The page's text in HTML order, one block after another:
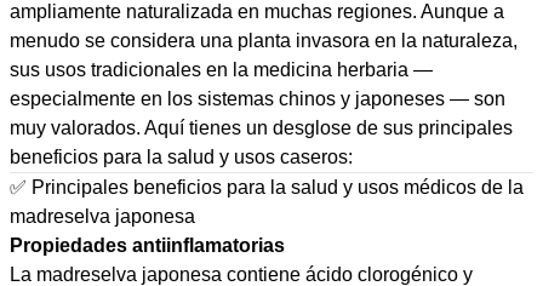
ampliamente naturalizada en muchas regiones. Aunque a
menudo se considera una planta invasora en la naturaleza,
sus usos tradicionales en la medicina herbaria —
especialmente en los sistemas chinos y japoneses — son
muy valorados. Aquí tienes un desglose de sus principales
beneficios para la salud y usos caseros:
✅ Principales beneficios para la salud y usos médicos de la
madreselva japonesa
Propiedades antiinflamatorias
La madreselva japonesa contiene ácido clorogénico y